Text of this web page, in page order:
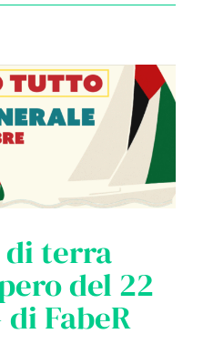
di terra
del 22
FabeR